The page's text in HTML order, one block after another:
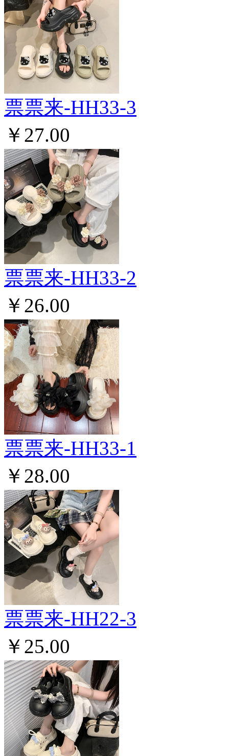
票票来-HH33-3
￥27.00
票票来-HH33-2
￥26.00
票票来-HH33-1
￥28.00
票票来-HH22-3
￥25.00